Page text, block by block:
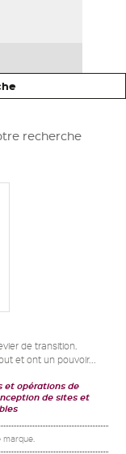
recherche
de transition.
et ont un pouvoir...
et opérations de
de sites et